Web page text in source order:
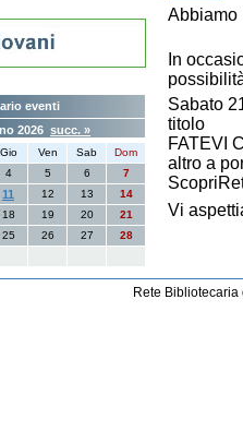
Abbiamo
In
Sabato
titolo
FATEVI
altro a
Vi
eventi
2026 succ. »
Gio Ven Sab
Dom
4 5 6
7
11 12 13
14
18 19 20
21
25 26 27
28
Rete